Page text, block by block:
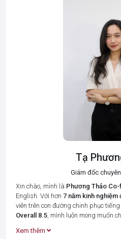
Tạ
Giám đốc
Xin chào, mình là Phương Thảo
English. Với hơn 7 năm kinh nghiệm
viên trên con đường chinh phục
Overall 8.5, mình luôn mong muốn
quả cao.
Xem thêm